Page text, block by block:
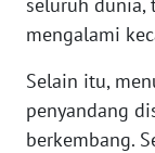
mengalami
Selain itu,
penyandang
berkembang.
WN
JAKARTA
WN
JABAR